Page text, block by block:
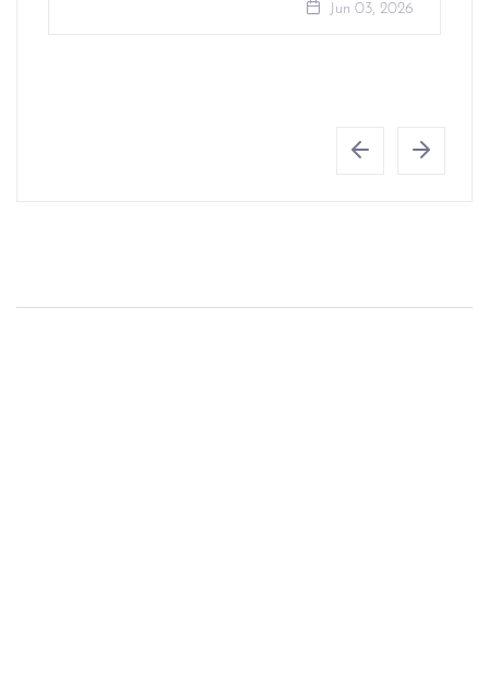
Jun 03, 2026